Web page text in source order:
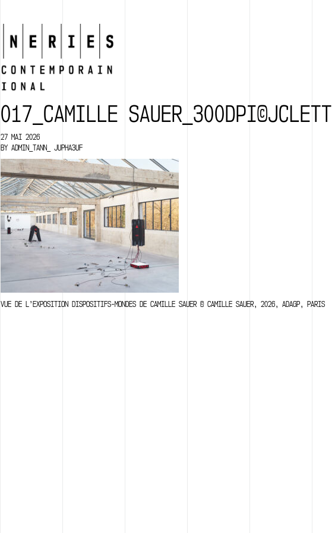
017_CAMILLE SAUER_300DPI©JCLETT
27 MAI 2026
BY ADMIN_TANN_ JUPHA3UF
VUE DE L’EXPOSITION DISPOSITIFS-MONDES DE CAMILLE SAUER © CAMILLE SAUER, 2026, ADAGP, PARIS